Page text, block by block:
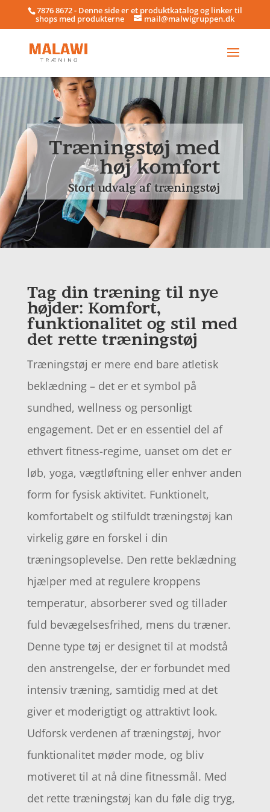
7876 8672 - Denne side er et produktkatalog og linker til
shops med produkterne mail@malwigruppen.dk
Træningstøj med
høj komfort
Stort udvalg af træningstøj
Tag din træning til nye
højder: Komfort,
funktionalitet og stil med
det rette træningstøj
Træningstøj er mere end bare atletisk
beklædning – det er et symbol på
sundhed, wellness og personligt
engagement. Det er en essentiel del af
ethvert fitness-regime, uanset om det er
løb, yoga, vægtløftning eller enhver anden
form for fysisk aktivitet. Funktionelt,
komfortabelt og stilfuldt træningstøj kan
virkelig gøre en forskel i din
træningsoplevelse. Den rette beklædning
hjælper med at regulere kroppens
temperatur, absorberer sved og tillader
fuld bevægelsesfrihed, mens du træner.
Denne type tøj er designet til at modstå
den anstrengelse, der er forbundet med
intensiv træning, samtidig med at det
giver et moderigtigt og attraktivt look.
Udforsk verdenen af træningstøj, hvor
funktionalitet møder mode, og bliv
motiveret til at nå dine fitnessmål. Med
det rette træningstøj kan du føle dig tryg,